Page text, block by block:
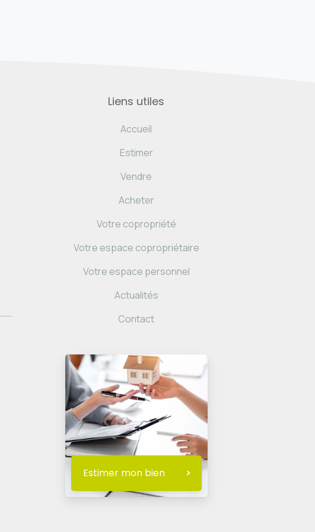
Liens utiles
Accueil
Estimer
Vendre
Acheter
Votre copropriété
Votre espace copropriétaire
Votre espace personnel
Actualités
Contact
Estimer mon bien